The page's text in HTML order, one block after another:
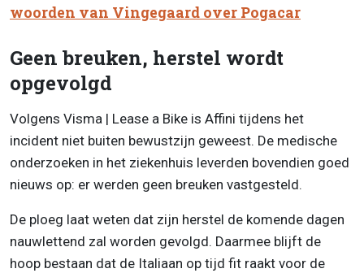
woorden van Vingegaard over Pogacar
Geen breuken, herstel wordt
opgevolgd
Volgens Visma | Lease a Bike is Affini tijdens het
incident niet buiten bewustzijn geweest. De medische
onderzoeken in het ziekenhuis leverden bovendien goed
nieuws op: er werden geen breuken vastgesteld.
De ploeg laat weten dat zijn herstel de komende dagen
nauwlettend zal worden gevolgd. Daarmee blijft de
hoop bestaan dat de Italiaan op tijd fit raakt voor de